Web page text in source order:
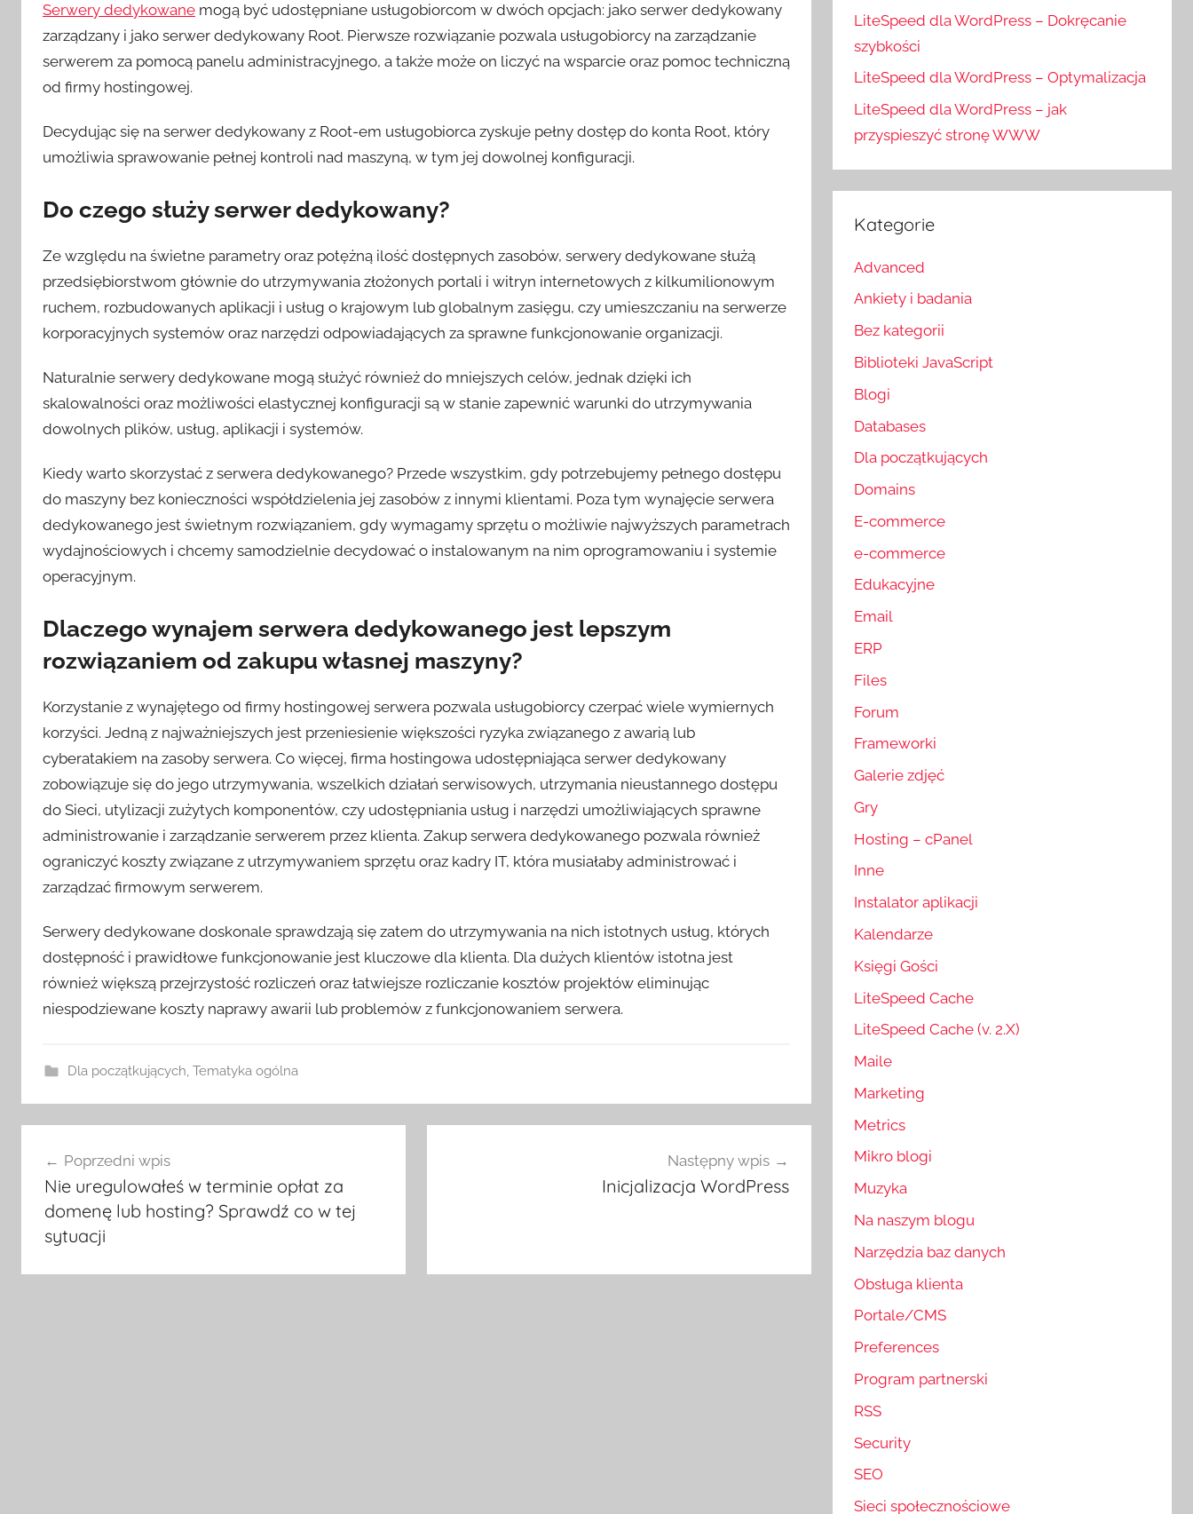
Serwery dedykowane mogą być udostępniane usługobiorcom w dwóch opcjach: jako serwer dedykowany
zarządzany i jako serwer dedykowany Root. Pierwsze rozwiązanie pozwala usługobiorcy na zarządzanie
serwerem za pomocą panelu administracyjnego, a także może on liczyć na wsparcie oraz pomoc techniczną
od firmy hostingowej.
Decydując się na serwer dedykowany z Root-em usługobiorca zyskuje pełny dostęp do konta Root, który
umożliwia sprawowanie pełnej kontroli nad maszyną, w tym jej dowolnej konfiguracji.
Do czego służy serwer dedykowany?
Ze względu na świetne parametry oraz potężną ilość dostępnych zasobów, serwery dedykowane służą
przedsiębiorstwom głównie do utrzymywania złożonych portali i witryn internetowych z kilkumilionowym
ruchem, rozbudowanych aplikacji i usług o krajowym lub globalnym zasięgu, czy umieszczaniu na serwerze
korporacyjnych systemów oraz narzędzi odpowiadających za sprawne funkcjonowanie organizacji.
Naturalnie serwery dedykowane mogą służyć również do mniejszych celów, jednak dzięki ich
skalowalności oraz możliwości elastycznej konfiguracji są w stanie zapewnić warunki do utrzymywania
dowolnych plików, usług, aplikacji i systemów.
Kiedy warto skorzystać z serwera dedykowanego? Przede wszystkim, gdy potrzebujemy pełnego dostępu
do maszyny bez konieczności współdzielenia jej zasobów z innymi klientami. Poza tym wynajęcie serwera
dedykowanego jest świetnym rozwiązaniem, gdy wymagamy sprzętu o możliwie najwyższych parametrach
wydajnościowych i chcemy samodzielnie decydować o instalowanym na nim oprogramowaniu i systemie
operacyjnym.
Dlaczego wynajem serwera dedykowanego jest lepszym
rozwiązaniem od zakupu własnej maszyny?
Korzystanie z wynajętego od firmy hostingowej serwera pozwala usługobiorcy czerpać wiele wymiernych
korzyści. Jedną z najważniejszych jest przeniesienie większości ryzyka związanego z awarią lub
cyberatakiem na zasoby serwera. Co więcej, firma hostingowa udostępniająca serwer dedykowany
zobowiązuje się do jego utrzymywania, wszelkich działań serwisowych, utrzymania nieustannego dostępu
do Sieci, utylizacji zużytych komponentów, czy udostępniania usług i narzędzi umożliwiających sprawne
administrowanie i zarządzanie serwerem przez klienta. Zakup serwera dedykowanego pozwala również
ograniczyć koszty związane z utrzymywaniem sprzętu oraz kadry IT, która musiałaby administrować i
zarządzać firmowym serwerem.
Serwery dedykowane doskonale sprawdzają się zatem do utrzymywania na nich istotnych usług, których
dostępność i prawidłowe funkcjonowanie jest kluczowe dla klienta. Dla dużych klientów istotna jest
również większą przejrzystość rozliczeń oraz łatwiejsze rozliczanie kosztów projektów eliminując
niespodziewane koszty naprawy awarii lub problemów z funkcjonowaniem serwera.
Dla początkujących, Tematyka ogólna
wpisuPoprzedni wpis
Nie uregulowałeś w terminie opłat za
domenę lub hosting? Sprawdź co w tej
sytuacji
Następny wpis
Inicjalizacja WordPress
LiteSpeed dla WordPress – Dokręcanie
szybkości
LiteSpeed dla WordPress – Optymalizacja
LiteSpeed dla WordPress – jak
przyspieszyć stronę WWW
Kategorie
Advanced
Ankiety i badania
Bez kategorii
Biblioteki JavaScript
Blogi
Databases
Dla początkujących
Domains
E-commerce
e-commerce
Edukacyjne
Email
ERP
Files
Forum
Frameworki
Galerie zdjęć
Gry
Hosting – cPanel
Inne
Instalator aplikacji
Kalendarze
Księgi Gości
LiteSpeed Cache
LiteSpeed Cache (v. 2.X)
Maile
Marketing
Metrics
Mikro blogi
Muzyka
Na naszym blogu
Narzędzia baz danych
Obsługa klienta
Portale/CMS
Preferences
Program partnerski
RSS
Security
SEO
Sieci społecznościowe